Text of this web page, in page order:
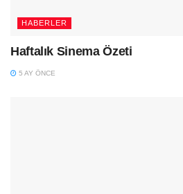
HABERLER
Haftalık Sinema Özeti
5 AY ÖNCE